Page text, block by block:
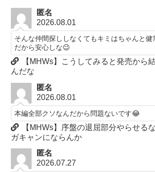
匿名
2026.08.01
そんな仲間探ししなくてもキミはちゃんと健
だから安心しな😉
【MHWs】こうしてみると発売から
んだな
匿名
2026.08.01
本編全部クソなんだから問題ないです😂
【MHWs】序盤の退屈部分やらせる
ガキャンにならんか
匿名
2026.07.27